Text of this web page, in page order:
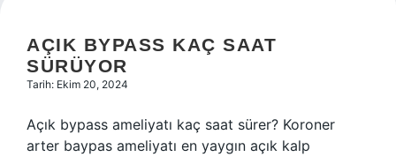
AÇIK BYPASS KAÇ SAAT
SÜRÜYOR
Tarih: Ekim 20, 2024
Açık bypass ameliyatı kaç saat sürer? Koroner
arter baypas ameliyatı en yaygın açık kalp